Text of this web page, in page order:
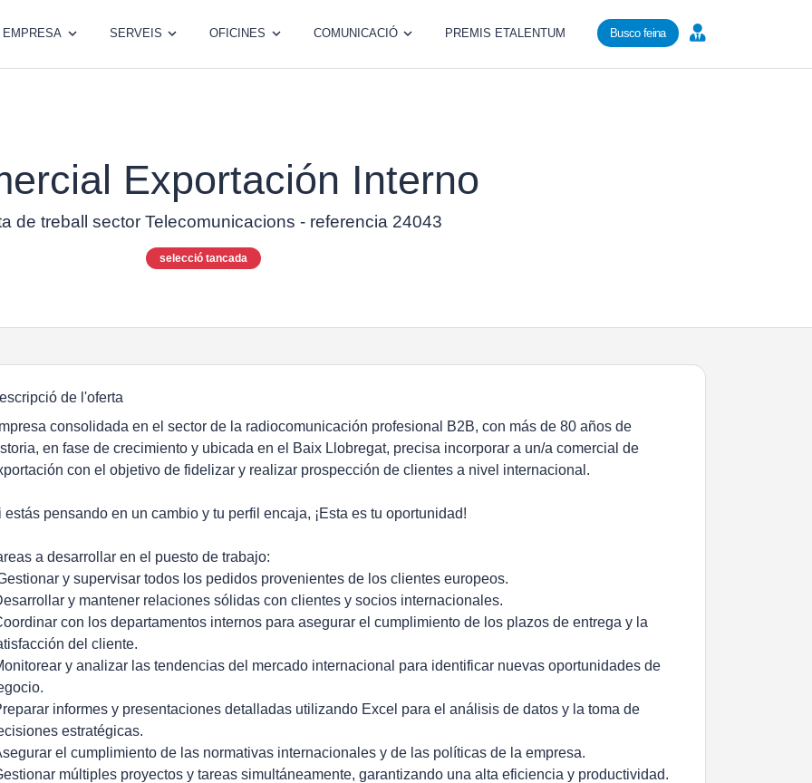
EMPRESA SERVEIS OFICINES COMUNICACIÓ PREMIS ETALENTUM Busco feina
Exportación Interno
de treball sector Telecomunicacions - referencia 24043
selecció tancada
de l'oferta
consolidada en el sector de la radiocomunicación profesional B2B, con más de 80 años de
en fase de crecimiento y ubicada en el Baix Llobregat, precisa incorporar a un/a comercial de
con el objetivo de fidelizar y realizar prospección de clientes a nivel internacional.
estás pensando en un cambio y tu perfil encaja, ¡Esta es tu oportunidad!
a desarrollar en el puesto de trabajo:
y supervisar todos los pedidos provenientes de los clientes europeos.
y mantener relaciones sólidas con clientes y socios internacionales.
con los departamentos internos para asegurar el cumplimiento de los plazos de entrega y la
del cliente.
y analizar las tendencias del mercado internacional para identificar nuevas oportunidades de
informes y presentaciones detalladas utilizando Excel para el análisis de datos y la toma de
estratégicas.
el cumplimiento de las normativas internacionales y de las políticas de la empresa.
múltiples proyectos y tareas simultáneamente, garantizando una alta eficiencia y productividad.